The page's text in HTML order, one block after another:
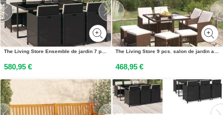
The Living Store Ensemble de jardin 7 pièces avec coussins Poly rotin noir
580,95 €
The Living Store 9 pcs. salon de jardin avec coussins Poly rotin brun
468,95 €